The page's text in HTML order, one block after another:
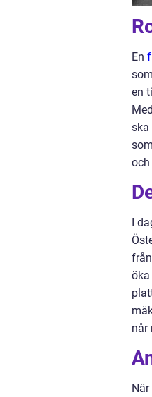
En
en
ska
I
når